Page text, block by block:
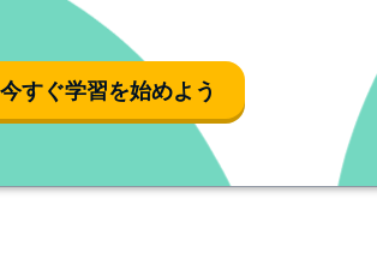
今すぐ学習を始めよう